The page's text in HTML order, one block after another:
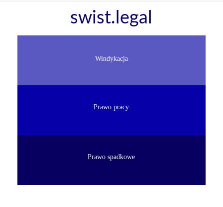
swist.legal
Windykacja
Prawo pracy
Prawo spadkowe